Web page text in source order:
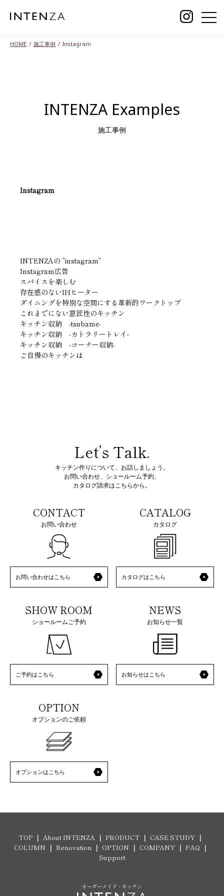
HOME 施工事例 Instagram
INTENZA Examples
施工事例
Instagram
INTENZAの ”instagram”
Instagram広告
スパイスを楽しむ
存在感のないIHヒーター
ダイニングを特別な空間にする革新的ワークトップ
これまでにない意匠性のキッチン
キッチン収納 ‐tsubame‐
キッチン収納 ‐カトラリートレイ‐
キッチン収納 -コーナー収納-
ご自慢のキッチンは
Let’s Talk.
キッチン作りについて、お話しましょう。
お問い合わせ、ショールーム予約、
カタログ請求はこちらから。
CONTACT
お問い合わせ
お問い合わせはこちら
CATALOG
カタログ
カタログはこちら
SHOW ROOM
ショールームご予約
ご予約はこちら
NEWS
お知らせ一覧
お知らせはこちら
OPTION
オプションのご依頼
オプションはこちら
TOP About INTENZA PRODUCT
CASE STUDY
COLUMN
Renovation OPTION COMPANY
FAQ
Support
オーダーメイド・キッチン